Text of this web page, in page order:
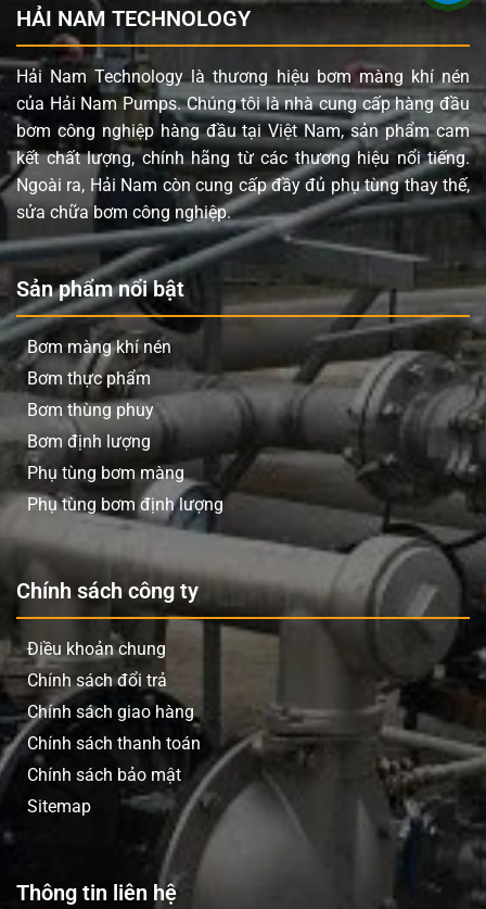
HẢI NAM TECHNOLOGY
Hải Nam Technology là thương hiệu bơm màng khí nén
của Hải Nam Pumps. Chúng tôi là nhà cung cấp hàng đầu
bơm công nghiệp hàng đầu tại Việt Nam, sản phẩm cam
kết chất lượng, chính hãng từ các thương hiệu nổi tiếng.
Ngoài ra, Hải Nam còn cung cấp đầy đủ phụ tùng thay thế,
sửa chữa bơm công nghiệp.
Sản phẩm nổi bật
Bơm màng khí nén
Bơm thực phẩm
Bơm thùng phuy
Bơm định lượng
Phụ tùng bơm màng
Phụ tùng bơm định lượng
Chính sách công ty
Điều khoản chung
Chính sách đổi trả
Chính sách giao hàng
Chính sách thanh toán
Chính sách bảo mật
Sitemap
Thông tin liên hệ